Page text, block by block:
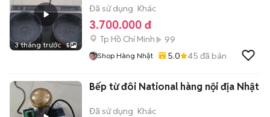
3 tháng trước 5
Đã sử dụng Khác
3.700.000 đ
Tp Hồ Chí Minh 99
Shop Hàng Nhật 5.0 45 đã bán
Bếp từ đôi National hàng nội địa Nhật
Đã sử dụng Khác